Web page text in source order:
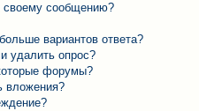
своему сообщению?
вариантов ответа?
удалить опрос?
форумы?
вложения?